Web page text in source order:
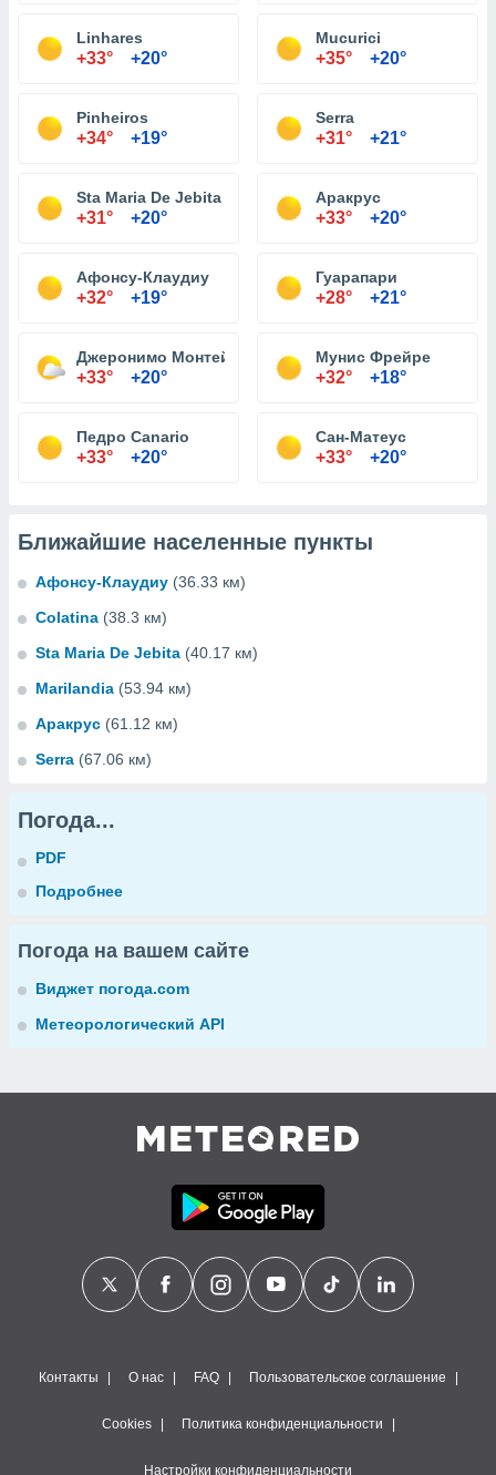
Linhares
+33° +20°
Mucurici
+35° +20°
Pinheiros
+34° +19°
Serra
+31° +21°
Sta Maria De Jebita
+31° +20°
Аракрус
+33° +20°
Афонсу-Клаудиу
+32° +19°
Гуарапари
+28° +21°
Джеронимо Монтейро
+33° +20°
Мунис Фрейре
+32° +18°
Педро Canario
+33° +20°
Сан-Матеус
+33° +20°
Ближайшие населенные пункты
Афонсу-Клаудиу (36.33 км)
Colatina (38.3 км)
Sta Maria De Jebita (40.17 км)
Marilandia (53.94 км)
Аракрус (61.12 км)
Serra (67.06 км)
Погода...
PDF
Подробнее
Погода на вашем сайте
Виджет погода.com
Метеорологический API
Контакты О нас FAQ Пользовательское соглашение
Cookies Политика конфиденциальности
Настройки конфиденциальности